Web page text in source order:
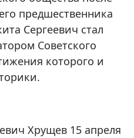
предшественника
Сергеевич стал
Советского
которого и
Хрущев 15 апреля